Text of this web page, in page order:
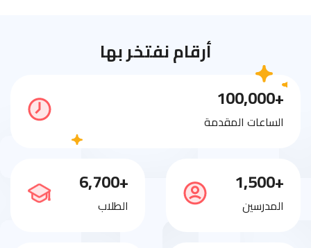
أرقام نفتخر بها
+100,000
الساعات المقدمة
+1,500
المدرسين
+6,700
الطلاب